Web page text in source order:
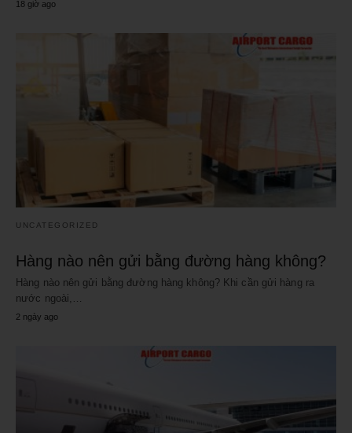
18 giờ ago
UNCATEGORIZED
Hàng nào nên gửi bằng đường hàng không?
Hàng nào nên gửi bằng đường hàng không? Khi cần gửi hàng ra
nước ngoài,…
2 ngày ago